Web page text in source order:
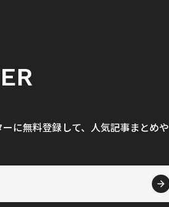
ーに無料登録して、人気記事まとめや